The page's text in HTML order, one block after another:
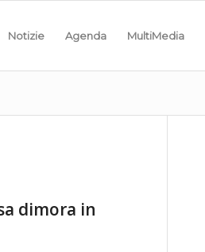
Notizie Agenda MultiMedia
dimora in